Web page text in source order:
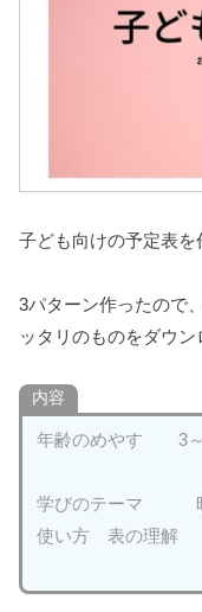
子ども向けの予定表を
3パターン作ったので
ッタリのものをダウン
内容
年齢のめやす 3～
学びのテーマ 時
使い方 表の理解